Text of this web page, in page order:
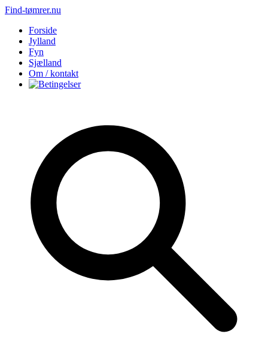
Find-tømrer.nu
Forside
Jylland
Fyn
Sjælland
Om / kontakt